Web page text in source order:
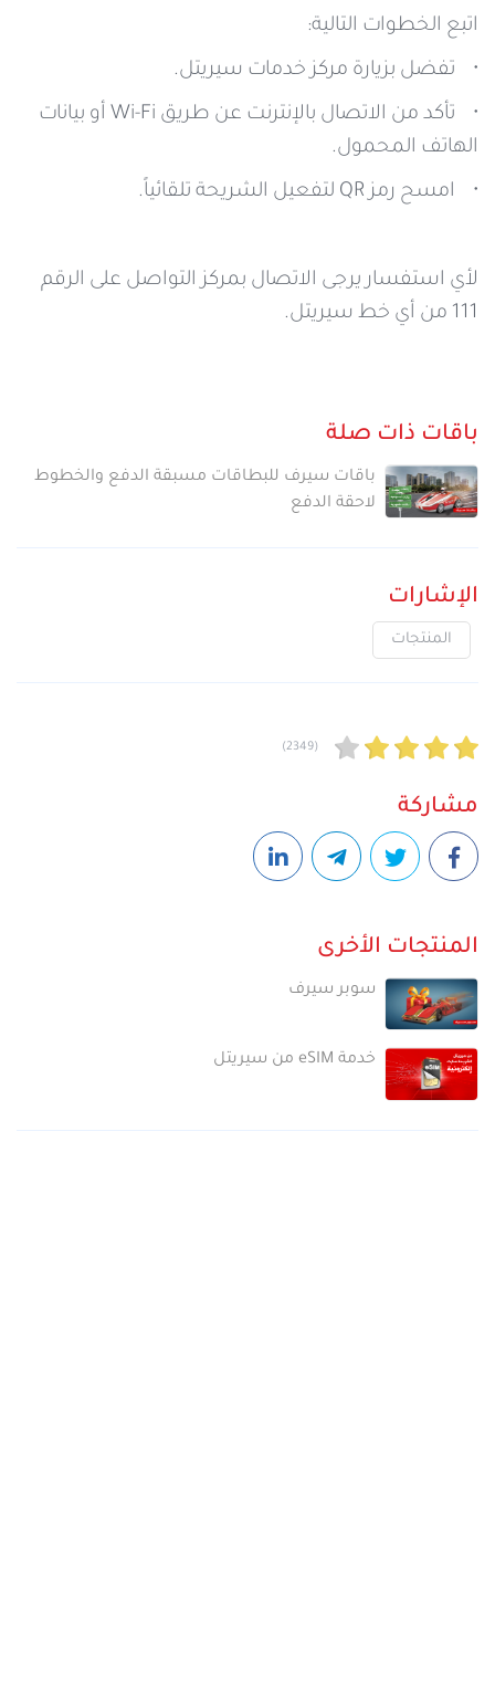
باقات ذات صلة
باقات سيرف للبطاقات مسبقة الدفع والخطوط
لاحقة الدفع
الإشارات
المنتجات
(2349)
مشاركة
المنتجات الأخرى
سوبر سيرف
خدمة eSIM من سيريتل
اتبع الخطوات التالية:
• تفضل بزيارة مركز خدمات سيريتل.
• تأكد من الاتصال بالإنترنت عن طريق Wi-Fi أو بيانات
الهاتف المحمول.
• امسح رمز QR لتفعيل الشريحة تلقائياً.
لأي استفسار يرجى الاتصال بمركز التواصل على الرقم
111 من أي خط سيريتل.